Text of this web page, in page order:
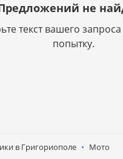
не
текст вашего
попытку.
в Григориополе Мото